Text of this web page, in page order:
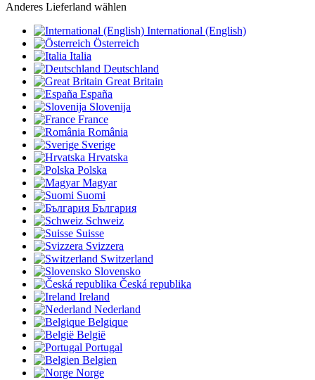
Anderes Lieferland wählen
International (English)
Österreich
Italia
Deutschland
Great Britain
España
Slovenija
France
România
Sverige
Hrvatska
Polska
Magyar
Suomi
България
Schweiz
Suisse
Svizzera
Switzerland
Slovensko
Česká republika
Ireland
Nederland
Belgique
België
Portugal
Belgien
Norge